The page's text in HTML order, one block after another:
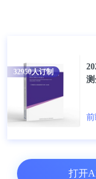
5、消费渠道：
中国消费者轻食
台为主，其次是
渠道偏好程度较
32950人订制
打开